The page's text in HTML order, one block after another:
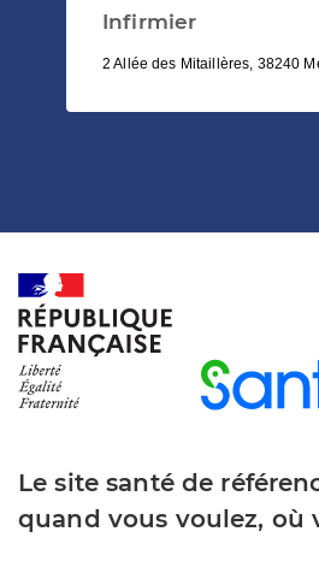
Infirmier
2 Allée des Mitaillères, 38240
Le site santé de
quand vous voulez, où